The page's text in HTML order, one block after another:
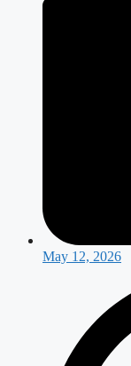
May 12, 2026